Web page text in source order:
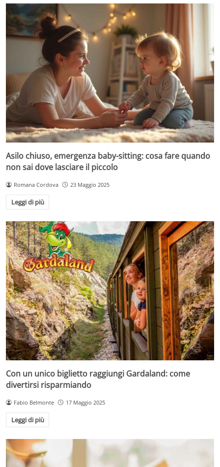
Asilo chiuso, emergenza baby-sitting: cosa fare quando
non sai dove lasciare il piccolo
Romana Cordova 23 Maggio 2025
Leggi di più
Con un unico biglietto raggiungi Gardaland: come
divertirsi risparmiando
Fabio Belmonte 17 Maggio 2025
Leggi di più